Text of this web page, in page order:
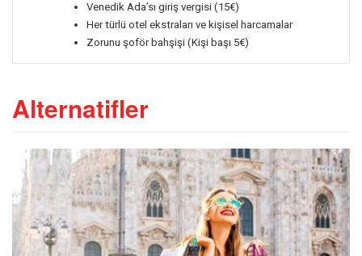
Venedik Ada’sı giriş vergisi (15€)
Her türlü otel ekstraları ve kişisel harcamalar
Zorunu şoför bahşişi (Kişi başı 5€)
Alternatifler